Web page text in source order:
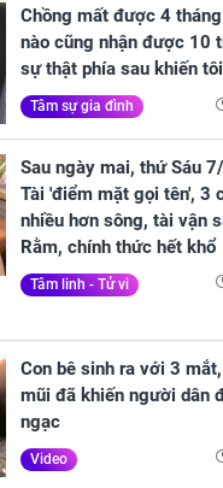
Chồng mất được 4
nào cũng nhận được 10
sự thật phía sau khiến
Tâm sự gia đình
Sau ngày mai, thứ Sáu
Tài 'điểm mặt gọi tên', 3
nhiều hơn sông, tài vận
Rằm, chính thức hết khổ
Tâm linh - Tử vi
Con bê sinh ra với 3
mũi đã khiến người dân
ngạc
Video